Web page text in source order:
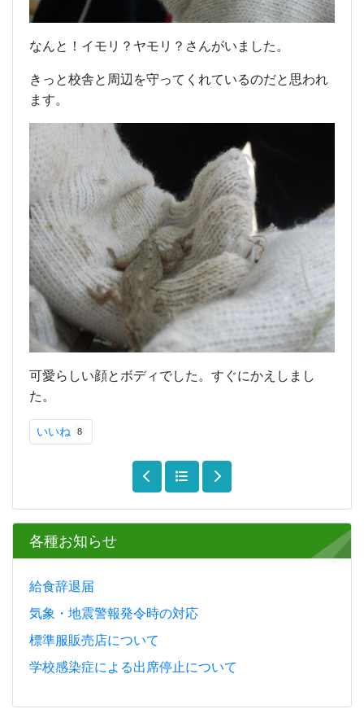
各種お知らせ
給食辞退届
気象・地震警報発令時の対応
標準服販売店について
学校感染症による出席停止について
なんと！イモリ？ヤモリ？さんがいました。
きっと校舎と周辺を守ってくれているのだと思われ
ます。
可愛らしい顔とボディでした。すぐにかえしまし
た。
いいね 8